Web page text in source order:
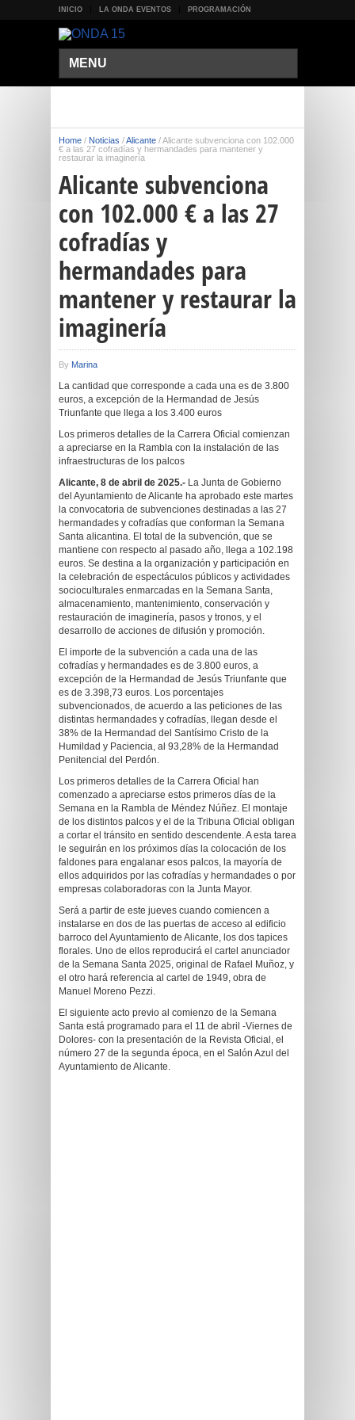
INICIO LA ONDA EVENTOS PROGRAMACIÓN
MENU
Home / Noticias /Alicante /Alicante subvenciona con 102.000
€ a las 27 cofradías y hermandades para mantener y
restaurar la imaginería
Alicante subvenciona
con 102.000 € a las 27
cofradías y
hermandades para
mantener y restaurar la
imaginería
By Marina
La cantidad que corresponde a cada una es de 3.800
euros, a excepción de la Hermandad de Jesús
Triunfante que llega a los 3.400 euros
Los primeros detalles de la Carrera Oficial comienzan
a apreciarse en la Rambla con la instalación de las
infraestructuras de los palcos
Alicante, 8 de abril de 2025.- La Junta de Gobierno
del Ayuntamiento de Alicante ha aprobado este martes
la convocatoria de subvenciones destinadas a las 27
hermandades y cofradías que conforman la Semana
Santa alicantina. El total de la subvención, que se
mantiene con respecto al pasado año, llega a 102.198
euros. Se destina a la organización y participación en
la celebración de espectáculos públicos y actividades
socioculturales enmarcadas en la Semana Santa,
almacenamiento, mantenimiento, conservación y
restauración de imaginería, pasos y tronos, y el
desarrollo de acciones de difusión y promoción.
El importe de la subvención a cada una de las
cofradías y hermandades es de 3.800 euros, a
excepción de la Hermandad de Jesús Triunfante que
es de 3.398,73 euros. Los porcentajes
subvencionados, de acuerdo a las peticiones de las
distintas hermandades y cofradías, llegan desde el
38% de la Hermandad del Santísimo Cristo de la
Humildad y Paciencia, al 93,28% de la Hermandad
Penitencial del Perdón.
Los primeros detalles de la Carrera Oficial han
comenzado a apreciarse estos primeros días de la
Semana en la Rambla de Méndez Núñez. El montaje
de los distintos palcos y el de la Tribuna Oficial obligan
a cortar el tránsito en sentido descendente. A esta tarea
le seguirán en los próximos días la colocación de los
faldones para engalanar esos palcos, la mayoría de
ellos adquiridos por las cofradías y hermandades o por
empresas colaboradoras con la Junta Mayor.
Será a partir de este jueves cuando comiencen a
instalarse en dos de las puertas de acceso al edificio
barroco del Ayuntamiento de Alicante, los dos tapices
florales. Uno de ellos reproducirá el cartel anunciador
de la Semana Santa 2025, original de Rafael Muñoz, y
el otro hará referencia al cartel de 1949, obra de
Manuel Moreno Pezzi.
El siguiente acto previo al comienzo de la Semana
Santa está programado para el 11 de abril -Viernes de
Dolores- con la presentación de la Revista Oficial, el
número 27 de la segunda época, en el Salón Azul del
Ayuntamiento de Alicante.